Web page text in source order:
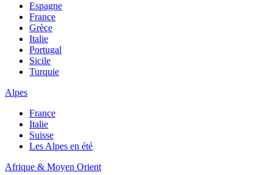
Espagne
France
Grèce
Italie
Portugal
Sicile
Turquie
Alpes
France
Italie
Suisse
Les Alpes en été
Afrique & Moyen Orient